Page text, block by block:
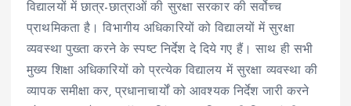
विद्यालयों में छात्र-छात्राओं की सुरक्षा सरकार की सर्वोच्च
प्राथमिकता है। विभागीय अधिकारियों को विद्यालयों में सुरक्षा
व्यवस्था पुख्ता करने के स्पष्ट निर्देश दे दिये गए हैं। साथ ही सभी
मुख्य शिक्षा अधिकारियों को प्रत्येक विद्यालय में सुरक्षा व्यवस्था की
व्यापक समीक्षा कर, प्रधानाचार्यों को आवश्यक निर्देश जारी करने